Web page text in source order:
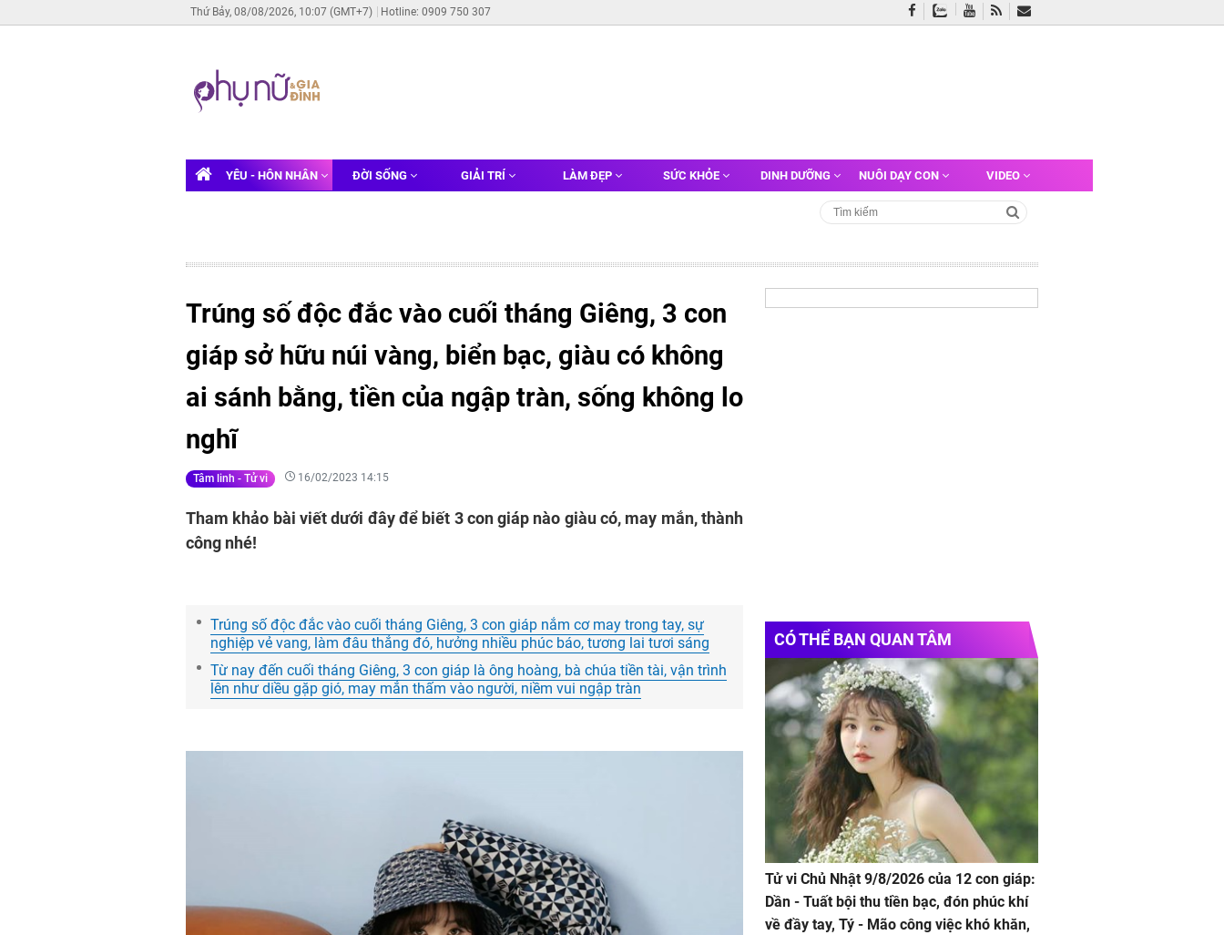
Thứ Bảy, 08/08/2026, 10:07 (GMT+7) Hotline: 0909 750 307
YÊU - HÔN NHÂN ĐỜI SỐNG GIẢI TRÍ LÀM ĐẸP SỨC KHỎE DINH DƯỠNG NUÔI DẠY CON VIDEO
Trúng số độc đắc vào cuối tháng Giêng, 3 con
giáp sở hữu núi vàng, biển bạc, giàu có không
ai sánh bằng, tiền của ngập tràn, sống không lo
nghĩ
Tâm linh - Tử vi 16/02/2023 14:15
Tham khảo bài viết dưới đây để biết 3 con giáp nào giàu có, may mắn, thành
công nhé!
Trúng số độc đắc vào cuối tháng Giêng, 3 con giáp nắm cơ may trong tay, sự
nghiệp vẻ vang, làm đâu thắng đó, hưởng nhiều phúc báo, tương lai tươi sáng
Từ nay đến cuối tháng Giêng, 3 con giáp là ông hoàng, bà chúa tiền tài, vận trình
lên như diều gặp gió, may mắn thấm vào người, niềm vui ngập tràn
CÓ THỂ BẠN QUAN TÂM
Tử vi Chủ Nhật 9/8/2026 của 12 con giáp:
Dần - Tuất bội thu tiền bạc, đón phúc khí
về đầy tay, Tý - Mão công việc khó khăn,